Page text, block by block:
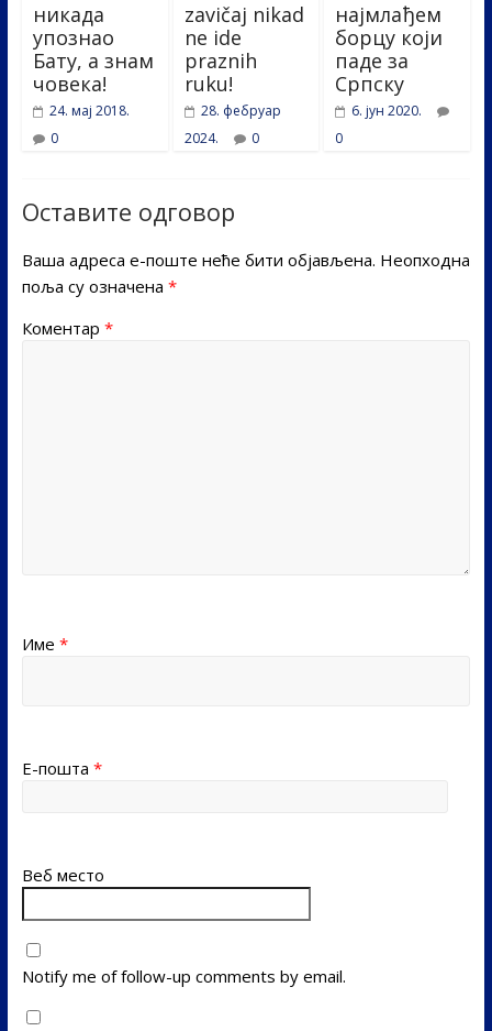
никада
упознао
Бату, а знам
човека!
24. мај 2018.
0
zavičaj nikad
ne ide
praznih
ruku!
28. фебруар
2024.
0
најмлађем
борцу који
паде за
Српску
6. јун 2020.
0
Оставите одговор
Ваша адреса е-поште неће бити објављена. Неопходна
поља су означена *
Коментар *
Име *
Е-пошта *
Веб место
Notify me of follow-up comments by email.